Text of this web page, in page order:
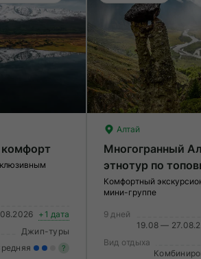
+1 дата
Джип-туры
?
Алтай
Многогранный
этнотур по
локациям на
Комфортный
мини-группе
9 дней
19.08 —
Вид отдыха